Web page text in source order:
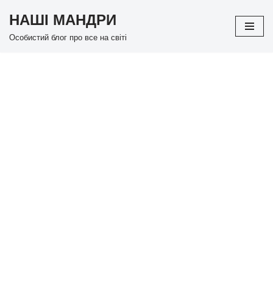
Перейти
НАШІ МАНДРИ
Особистий блог про все на світі